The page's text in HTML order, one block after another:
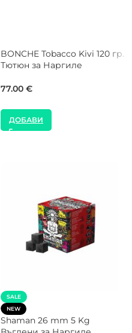
BONCHE Tobacco Kivi 120 гр.
Тютюн за Наргиле
77.00 €
ДОБАВИ
SALE
NEW
Shaman 26 mm 5 Kg